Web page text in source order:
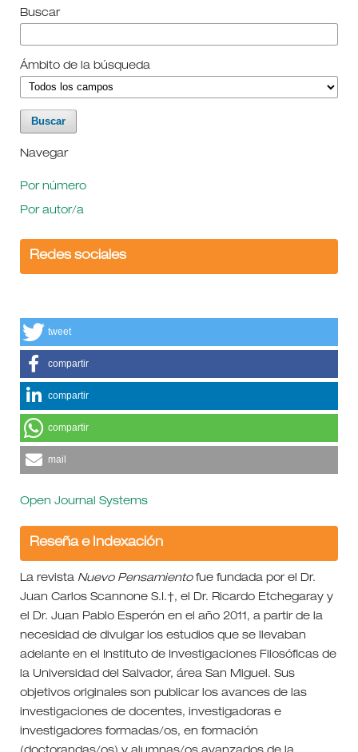
Buscar
Ámbito de la búsqueda
Navegar
Por número
Por autor/a
Redes sociales
tweet
compartir
compartir
compartir
mail
Open Journal Systems
Reseña e Indexación
La revista Nuevo Pensamientofue fundada por el Dr.
Juan Carlos Scannone S.I.†, el Dr. Ricardo Etchegaray y
el Dr. Juan Pablo Esperón en el año 2011, a partir de la
necesidad de divulgar los estudios que se llevaban
adelante en el Instituto de Investigaciones Filosóficas de
la Universidad del Salvador, área San Miguel. Sus
objetivos originales son publicar los avances de las
investigaciones de docentes, investigadoras e
investigadores formadas/os, en formación